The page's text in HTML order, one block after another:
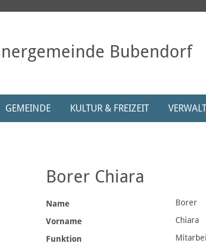
Bubendorf
GEMEINDE KULTUR & FREIZEIT
Borer Chiara
Name
Borer
Vorname
Chiara
Funktion